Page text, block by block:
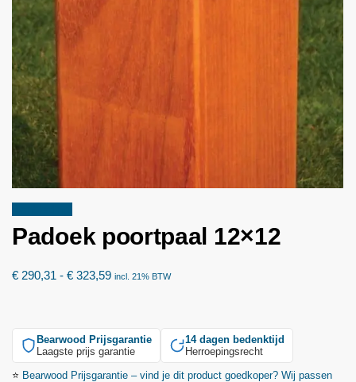
Padoek poortpaal 12×12
€ 290,31 - € 323,59 incl. 21% BTW
Bearwood Prijsgarantie
Laagste prijs garantie
14 dagen bedenktijd
Herroepingsrecht
⭐ Bearwood Prijsgarantie – vind je dit product goedkoper? Wij passen